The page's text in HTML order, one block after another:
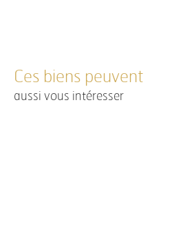
Ces biens peuvent
aussi vous intéresser